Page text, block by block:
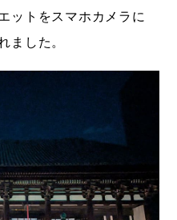
ットをスマホカメラに
ました。